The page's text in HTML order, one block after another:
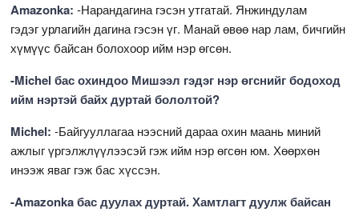
Amazonka: -Нарандагина гэсэн утгатай. Янжиндулам
гэдэг урлагийн дагина гэсэн үг. Манай өвөө нар лам, бичгийн
хүмүүс байсан болохоор ийм нэр өгсөн.
-Michel бас охиндоо Мишээл гэдэг нэр өгснийг бодоход
ийм нэртэй байх дуртай бололтой?
Michel: -Байгууллагаа нээсний дараа охин маань миний
ажлыг үргэлжлүүлээсэй гэж ийм нэр өгсөн юм. Хөөрхөн
инээж яваг гэж бас хүссэн.
-Amazonka бас дуулах дуртай. Хамтлагт дуулж байсан